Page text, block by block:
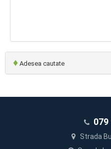
♦ Adesea cautate
079
Strada